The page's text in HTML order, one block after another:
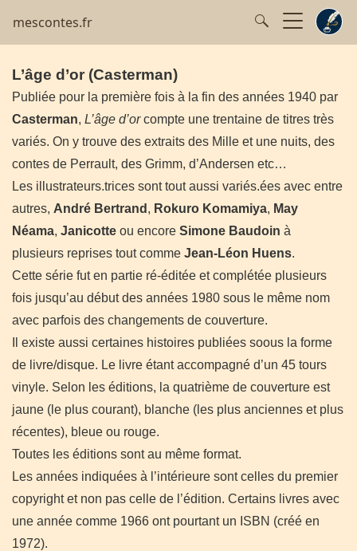
mescontes.fr
L’âge d’or (Casterman)
Publiée pour la première fois à la fin des années 1940 par
Casterman, L’âge d’orcompte une trentaine de titres très
variés. On y trouve des extraits des Mille et une nuits, des
contes de Perrault, des Grimm, d’Andersen etc…
Les illustrateurs.trices sont tout aussi variés.ées avec entre
autres, André Bertrand , Rokuro Komamiya, May
Néama, Janicotte ou encore Simone Baudoin à
plusieurs reprises tout comme Jean-Léon Huens.
Cette série fut en partie ré-éditée et complétée plusieurs
fois jusqu’au début des années 1980 sous le même nom
avec parfois des changements de couverture.
Il existe aussi certaines histoires publiées soous la forme
de livre/disque. Le livre étant accompagné d’un 45 tours
vinyle. Selon les éditions, la quatrième de couverture est
jaune (le plus courant), blanche (les plus anciennes et plus
récentes), bleue ou rouge.
Toutes les éditions sont au même format.
Les années indiquées à l’intérieure sont celles du premier
copyright et non pas celle de l’édition. Certains livres avec
une année comme 1966 ont pourtant un ISBN (créé en
1972).